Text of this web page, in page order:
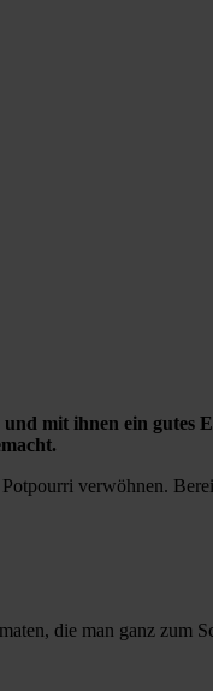
mit ihnen ein gutes
verwöhnen.
die man ganz zum